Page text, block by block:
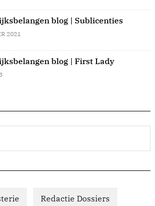
blog | Sublicenties
2021
blog | First Lady
Redactie Dossiers